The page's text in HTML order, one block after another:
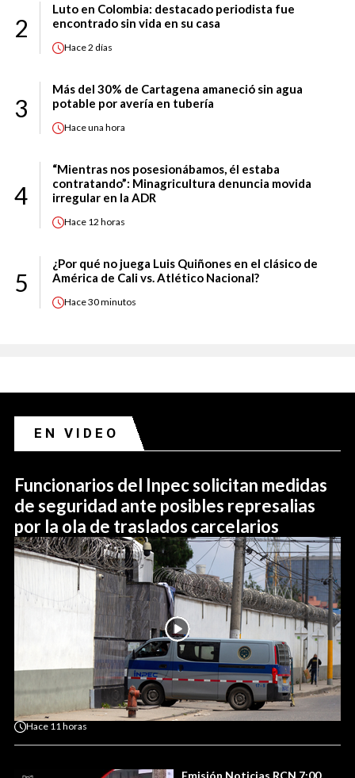
2
Luto en Colombia: destacado periodista fue
encontrado sin vida en su casa
Hace2 días
3
Más del 30% de Cartagena amaneció sin agua
potable por avería en tubería
Haceuna hora
4
“Mientras nos posesionábamos, él estaba
contratando”: Minagricultura denuncia movida
irregular en la ADR
Hace 12 horas
5
¿Por qué no juega Luis Quiñones en el clásico de
América de Cali vs. Atlético Nacional?
Hace30 minutos
EN VIDEO
Funcionarios del Inpec solicitan medidas
de seguridad ante posibles represalias
por la ola de traslados carcelarios
Hace 11 horas
Emisión Noticias RCN 7:00